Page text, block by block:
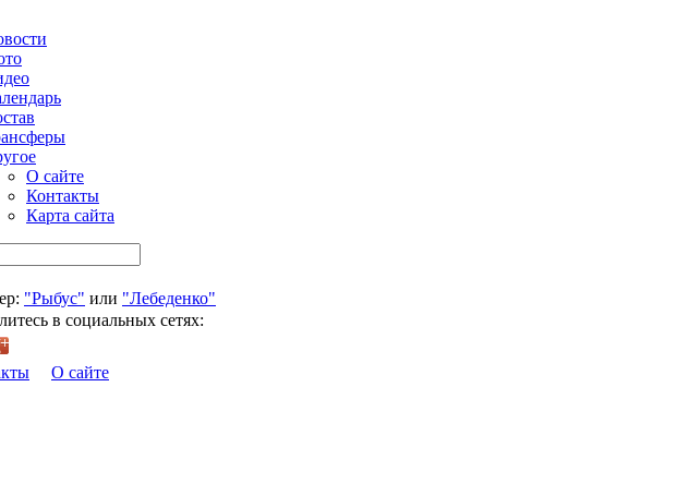
О сайте
Контакты
Карта сайта
"Рыбус" или "Лебеденко"
в социальных сетях:
О сайте